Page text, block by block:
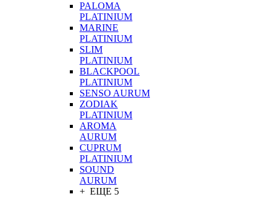
PALOMA
PLATINIUM
MARINE
PLATINIUM
SLIM
PLATINIUM
BLACKPOOL
PLATINIUM
SENSO AURUM
ZODIAK
PLATINIUM
AROMA
AURUM
CUPRUM
PLATINIUM
SOUND
AURUM
+ ЕЩЕ 5